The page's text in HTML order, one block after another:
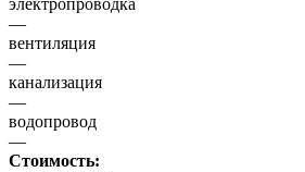
электропроводка
—
вентиляция
—
канализация
—
водопровод
—
Стоимость: